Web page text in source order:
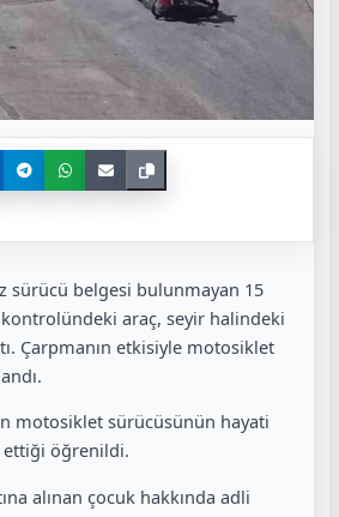
sürücü belgesi bulunmayan 15
araç, seyir halindeki
Çarpmanın etkisiyle motosiklet
motosiklet sürücüsünün hayati
öğrenildi.
alınan çocuk hakkında adli